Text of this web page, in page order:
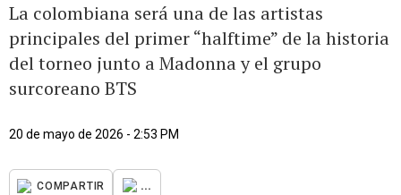
La colombiana será una de las artistas
principales del primer “halftime” de la historia
del torneo junto a Madonna y el grupo
surcoreano BTS
20 de mayo de 2026 - 2:53 PM
COMPARTIR ...